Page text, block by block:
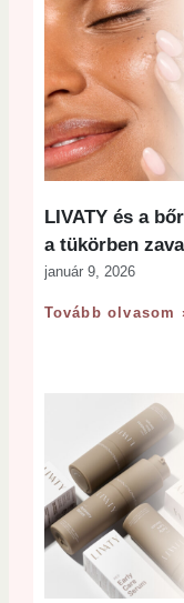
LIVATY és a
a tükörben
január 9, 2026
Tovább olvasom